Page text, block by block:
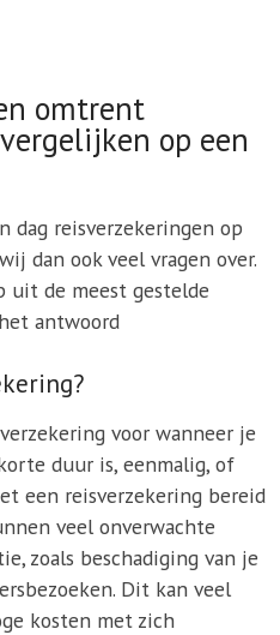
omtrent
op een
dag reisverzekeringen op
dan ook veel vragen over.
uit de meest gestelde
antwoord
voor wanneer je
duur is, eenmalig, of
een reisverzekering bereid
veel onverwachte
zoals beschadiging van je
Dit kan veel
kosten met zich